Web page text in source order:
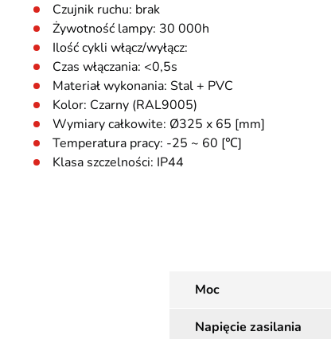
Czujnik ruchu: brak
Żywotność lampy: 30 000h
Ilość cykli włącz/wyłącz:
Czas włączania: <0,5s
Materiał wykonania: Stal + PVC
Kolor: Czarny (RAL9005)
Wymiary całkowite: Ø325 x 65 [mm]
Temperatura pracy: -25 ~ 60 [℃]
Klasa szczelności: IP44
Moc
Napięcie zasilania